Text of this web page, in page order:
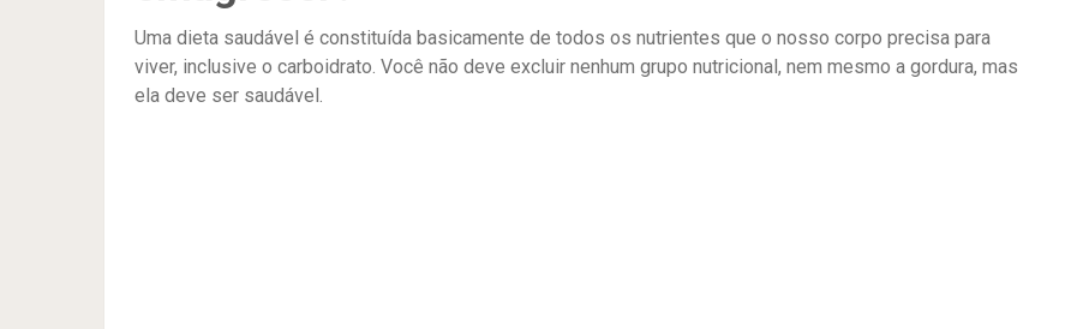
Uma dieta saudável é constituída basicamente de todos os nutrientes que o nosso corpo precisa para
viver, inclusive o carboidrato. Você não deve excluir nenhum grupo nutricional, nem mesmo a gordura, mas
ela deve ser saudável.